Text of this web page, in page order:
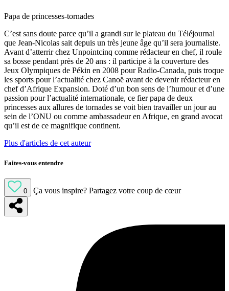
Papa de princesses-tornades
C’est sans doute parce qu’il a grandi sur le plateau du Téléjournal
que Jean-Nicolas sait depuis un très jeune âge qu’il sera journaliste.
Avant d’atterrir chez Unpointcinq comme rédacteur en chef, il roule
sa bosse pendant près de 20 ans : il participe à la couverture des
Jeux Olympiques de Pékin en 2008 pour Radio-Canada, puis troque
les sports pour l’actualité chez Canoë avant de devenir rédacteur en
chef d’Afrique Expansion. Doté d’un bon sens de l’humour et d’une
passion pour l’actualité internationale, ce fier papa de deux
princesses aux allures de tornades se voit bien travailler un jour au
sein de l’ONU ou comme ambassadeur en Afrique, en grand avocat
qu’il est de ce magnifique continent.
Plus d'articles de cet auteur
Faites-vous entendre
0 Ça vous inspire? Partagez votre coup de cœur